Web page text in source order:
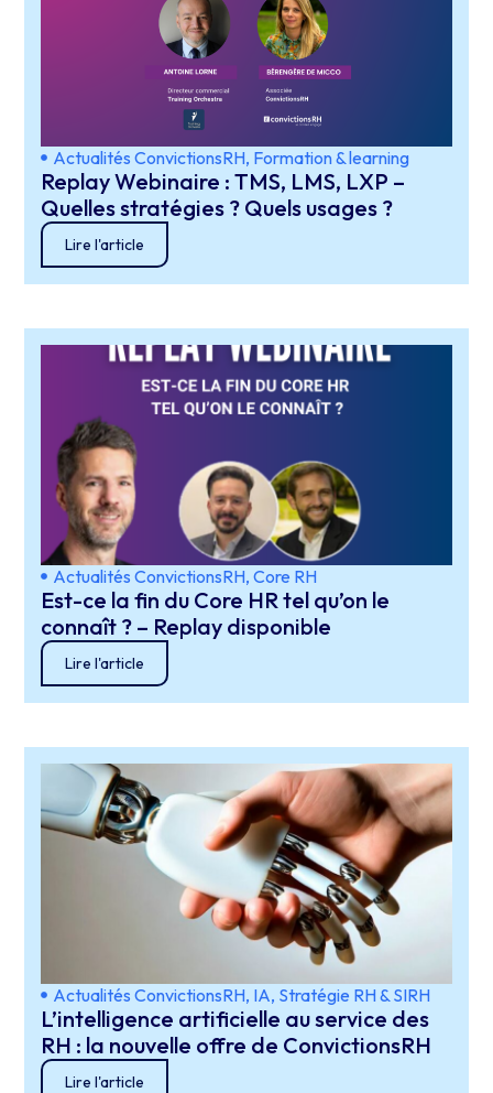
Actualités ConvictionsRH, Formation & learning
Replay Webinaire : TMS, LMS, LXP –
Quelles stratégies ? Quels usages ?
Lire l'article
Actualités ConvictionsRH,Core RH
Est-ce la fin du Core HR tel qu’on le
connaît ? – Replay disponible
Lire l'article
Actualités ConvictionsRH, IA, Stratégie RH & SIRH
L’intelligence artificielle au service des
RH : la nouvelle offre de ConvictionsRH
Lire l'article